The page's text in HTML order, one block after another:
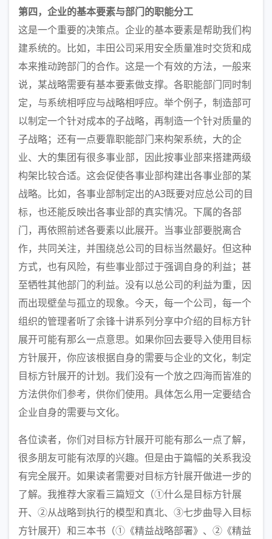
第四，企业的基本要素与部门的职能分工
这是一个重要的决策点。企业的基本要素是帮助我们构
建系统的。比如，丰田公司采用安全质量准时交货和成
本来推动跨部门的合作。这是一个有效的方法，一般来
说，某战略需要有基本要素做支撑。各职能部门同时制
定，与系统相呼应与战略相呼应。举个例子，制造部可
以制定一个针对成本的子战略，再制造一个针对质量的
子战略；还有一点要靠职能部门来构架系统，大的企
业、大的集团有很多事业部，因此按事业部来搭建两级
构架比较合适。这会促使各事业部构建出各事业部的某
战略。比如，各事业部制定出的A3既要对应总公司的目
标，也还能反映出各事业部的真实情况。下属的各部
门，再依照前述各要素以此展开。当事业部要脱离合
作，共同关注，并围绕总公司的目标当然最好。但这种
方式，也有风险，有些事业部过于强调自身的利益；甚
至牺牲其他部门的利益。没有以总公司的利益为重，因
而出现壁垒与孤立的现象。今天，每一个公司，每一个
组织的管理者听了余锋十讲系列分享中介绍的目标方针
展开可能有那么一点意思。如果你回去要导入使用目标
方针展开，你应该根据自身的需要与企业的文化，制定
目标方针展开的计划。我们没有一个放之四海而皆准的
方法供你们参考，供你们使用。具体怎么用一定要结合
企业自身的需要与文化。
各位读者，你们对目标方针展开可能有那么一点了解，
很多朋友可能有浓厚的兴趣。但是由于篇幅的关系我没
有完全展开。如果读者需要对目标方针展开做进一步的
了解。我推荐大家看三篇短文（①什么是目标方针展
开、②从战略到执行的模型和真北、③七步曲导入目标
方针展开）和三本书（①《精益战略部署》、②《精益